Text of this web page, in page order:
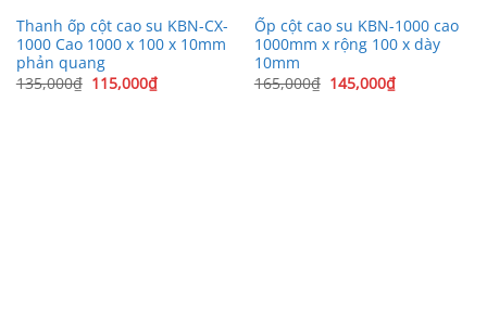
Thanh ốp cột cao su KBN-CX-
1000 Cao 1000 x 100 x 10mm
phản quang
135,000₫ Giá
gốc
115,000₫Giá
hiện
Ốp cột cao su KBN-1000 cao
1000mm x rộng 100 x dày
10mm
165,000₫ Giá
gốc
145,000₫Giá
hiện